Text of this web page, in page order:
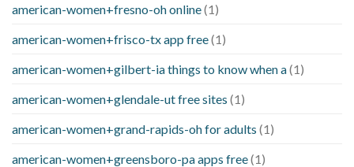
american-women+fresno-oh online(1)
american-women+frisco-tx app free(1)
american-women+gilbert-ia things to know when a(1)
american-women+glendale-ut free sites (1)
american-women+grand-rapids-oh for adults (1)
american-women+greensboro-pa apps free(1)